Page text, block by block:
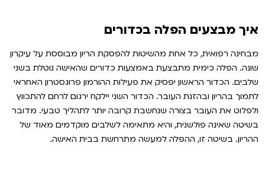
איך מבצעים הפלה בכדורים
מבחינה רפואית, כל אחת מהשיטות להפסקת הריון מבוססת על עיקרון
שונה. הפלה כימית מתבצעת באמצעות כדורים שהאישה נוטלת בשני
שלבים. הכדור הראשון יפסיק את פעילות ההורמון פרוגסטרון האחראי
לתמוך בהריון ובהזנת העובר. הכדור השני יילקח ירגום לרחם להתכווץ
ולפלוט את העובר בצורה שנחשבת קרובה יותר לתהליך טבעי. מדובר
בשיטה שאינה פולשנית, והיא מתאימה לשלבים מוקדמים מאוד של
ההריון. בשיטה זו, ההפלה למעשה מתרחשת בבית האישה.